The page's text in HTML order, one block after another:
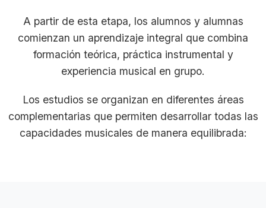
A partir de esta etapa, los alumnos y alumnas
comienzan un aprendizaje integral que combina
formación teórica, práctica instrumental y
experiencia musical en grupo.
Los estudios se organizan en diferentes áreas
complementarias que permiten desarrollar todas las
capacidades musicales de manera equilibrada: